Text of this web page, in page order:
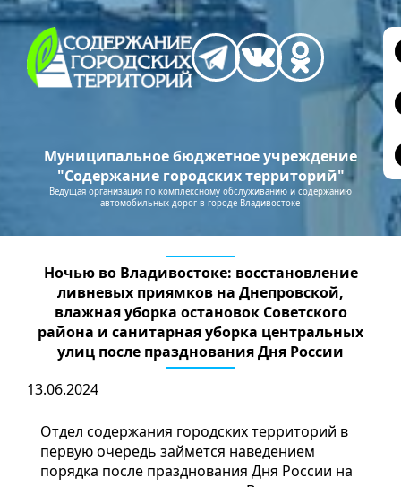
Муниципальное бюджетное учреждение
"Содержание городских территорий"
Ведущая организация по комплексному обслуживанию и содержанию
автомобильных дорог в городе Владивостоке
Ночью во Владивостоке: восстановление
ливневых приямков на Днепровской,
влажная уборка остановок Советского
района и санитарная уборка центральных
улиц после празднования Дня России
13.06.2024
Отдел содержания городских территорий в
первую очередь займется наведением
порядка после празднования Дня России на